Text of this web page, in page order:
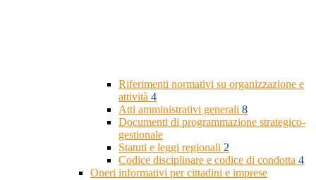
Riferimenti normativi su organizzazione e
attività 4
Atti amministrativi generali 8
Documenti di programmazione strategico-
gestionale
Statuti e leggi regionali 2
Codice disciplinare e codice di condotta 4
Oneri informativi per cittadini e imprese